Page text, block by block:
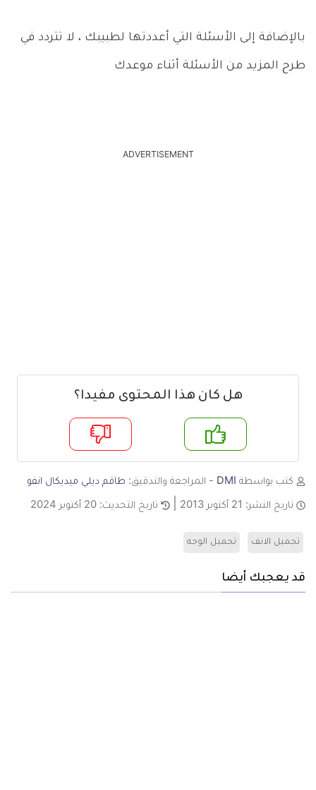
بالإضافة إلى الأسئلة التي أعددتها لطبيبك ، لا تتردد في
طرح المزيد من الأسئلة أثناء موعدك
ADVERTISEMENT
هل كان هذا المحتوى مفيدا؟
لا
كتب بواسطة DMI - المراجعة والتدقيق: طاقم ديلي ميديكال انفو
تاريخ النشر: 21 أكتوبر 2013 تاريخ التحديث: 20 أكتوبر 2024
تجميل الانف تجميل الوجه
قد يعجبك أيضا